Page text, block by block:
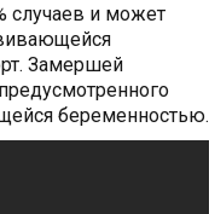
случаев и может
Замершей
беременностью.